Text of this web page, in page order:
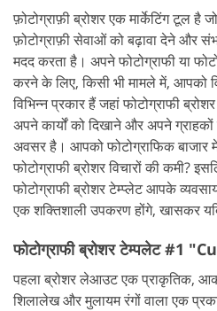
फ़ोटोग्राफ़ी ब्रोशर एक मार्केटिंग टूल है
फ़ोटोग्राफ़ी सेवाओं को बढ़ावा देने और
मदद करता है। अपने फोटोग्राफी या
करने के लिए, किसी भी मामले में, आपको
विभिन्न प्रकार हैं जहां फोटोग्राफी
अपने कार्यों को दिखाने और अपने
अवसर है। आपको फोटोग्राफिक बाजार में
फोटोग्राफी ब्रोशर विचारों की कमी?
फोटोग्राफी ब्रोशर टेम्प्लेट आपके
एक शक्तिशाली उपकरण होंगे, खासकर
फोटोग्राफी ब्रोशर टेम्पलेट #1
पहला ब्रोशर लेआउट एक प्राकृतिक,
शिलालेख और मुलायम रंगों वाला एक